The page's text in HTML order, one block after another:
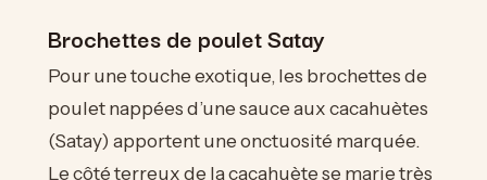
Brochettes de poulet Satay
Pour une touche exotique, les brochettes de
poulet nappées d’une sauce aux cacahuètes
(Satay) apportent une onctuosité marquée.
Le côté terreux de la cacahuète se marie très